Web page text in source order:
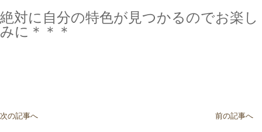
絶対に自分の特色が見つかるのでお楽し
みに＊＊＊
次の記事へ 前の記事へ